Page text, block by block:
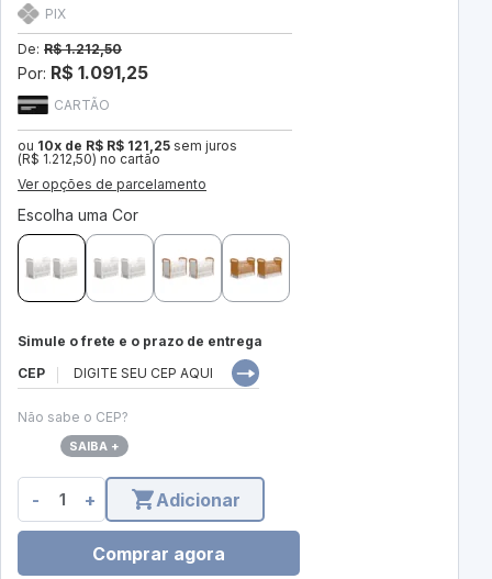
CARTÃO
ou 10x de R$ R$ 121,25 sem juros
(R$ 1.212,50) no cartão
Ver opções de parcelamento
PIX
De: R$ 1.212,50
Por: R$ 1.091,25
Escolha uma Cor
Simule o frete e o prazo de entrega
CEP
Não sabe o CEP?
SAIBA +
- + Adicionar
Comprar agora